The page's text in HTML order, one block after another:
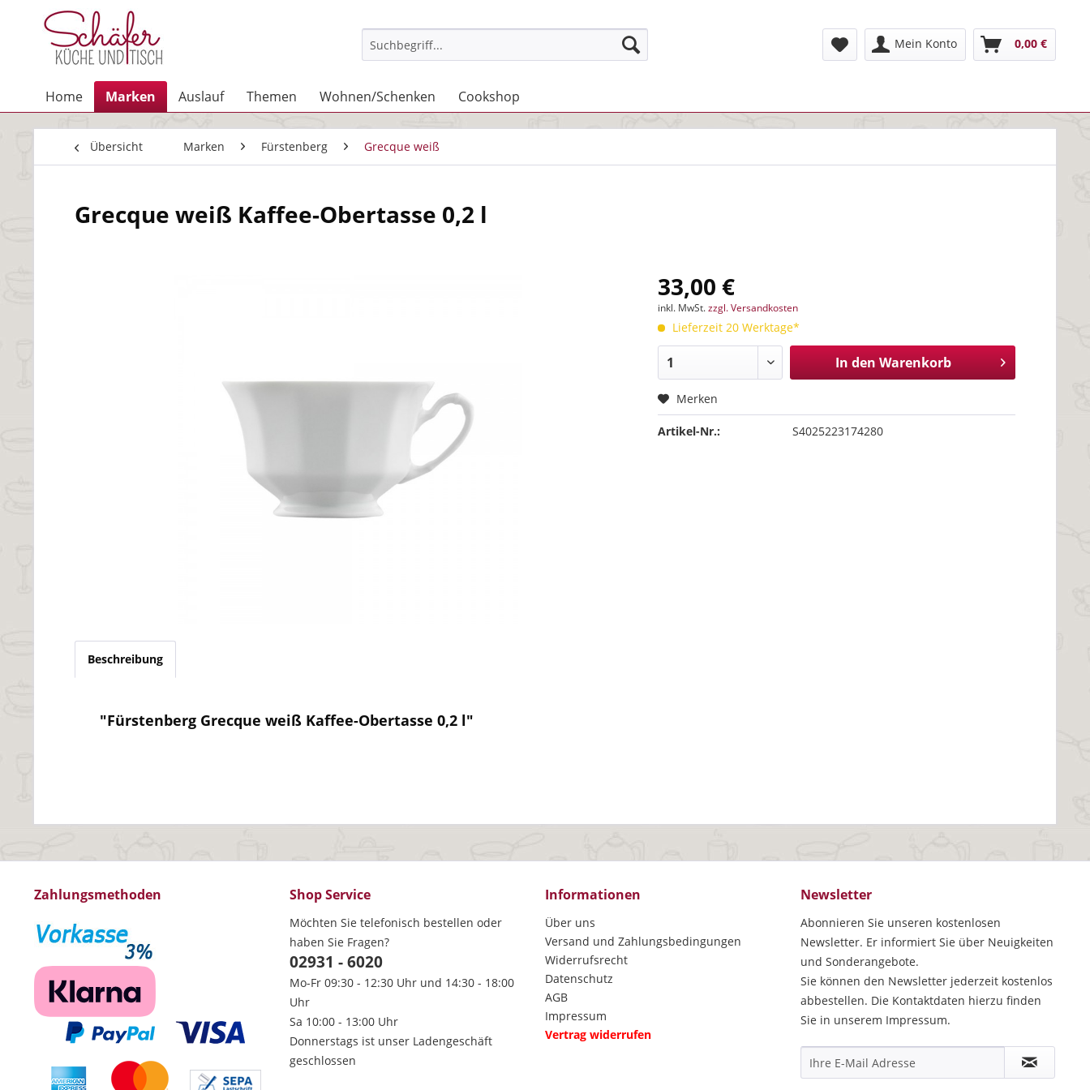
Mein Konto 0,00 €
Home Marken Auslauf Themen Wohnen/Schenken Cookshop
Übersicht Marken Fürstenberg Grecque weiß
Grecque weiß Kaffee-Obertasse 0,2 l
33,00 €
inkl. MwSt.zzgl. Versandkosten
Lieferzeit 20 Werktage*
In den Warenkorb
Merken
Artikel-Nr.: S4025223174280
Beschreibung
"Fürstenberg Grecque weiß Kaffee-Obertasse 0,2 l"
Zahlungsmethoden Shop Service
Möchten Sie telefonisch bestellen oder
haben Sie Fragen?
02931 - 6020
Mo-Fr 09:30 - 12:30 Uhr und 14:30 - 18:00
Uhr
Sa 10:00 - 13:00 Uhr
Donnerstags ist unser Ladengeschäft
geschlossen
Informationen
Über uns
Versand und Zahlungsbedingungen
Widerrufsrecht
Datenschutz
AGB
Impressum
Vertrag widerrufen
Newsletter
Abonnieren Sie unseren kostenlosen
Newsletter. Er informiert Sie über Neuigkeiten
und Sonderangebote.
Sie können den Newsletter jederzeit kostenlos
abbestellen. Die Kontaktdaten hierzu finden
Sie in unserem Impressum.